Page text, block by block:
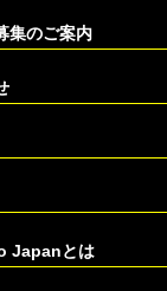
集のご案内
Japanとは